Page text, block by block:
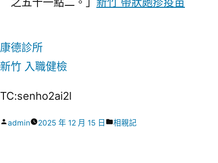
康德診所
新竹 入職健檢
TC:senho2ai2l
作
admin 2025 年 12 月 15 日
分
相親記